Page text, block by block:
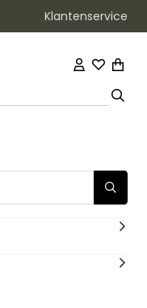
Klantenservice